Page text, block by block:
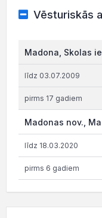
Vēsturiskās
Madona, Skolas
līdz 03.07.2009
pirms 17 gadiem
Madonas nov.,
līdz 18.03.2020
pirms 6 gadiem